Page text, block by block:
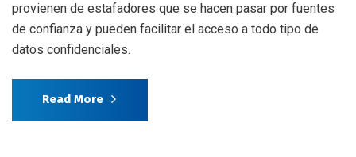
provienen de estafadores que se hacen pasar por fuentes
de confianza y pueden facilitar el acceso a todo tipo de
datos confidenciales.
Read More